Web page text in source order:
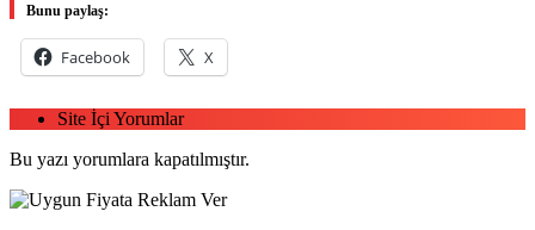
Bunu paylaş:
Facebook X
Site İçi Yorumlar
Bu yazı yorumlara kapatılmıştır.